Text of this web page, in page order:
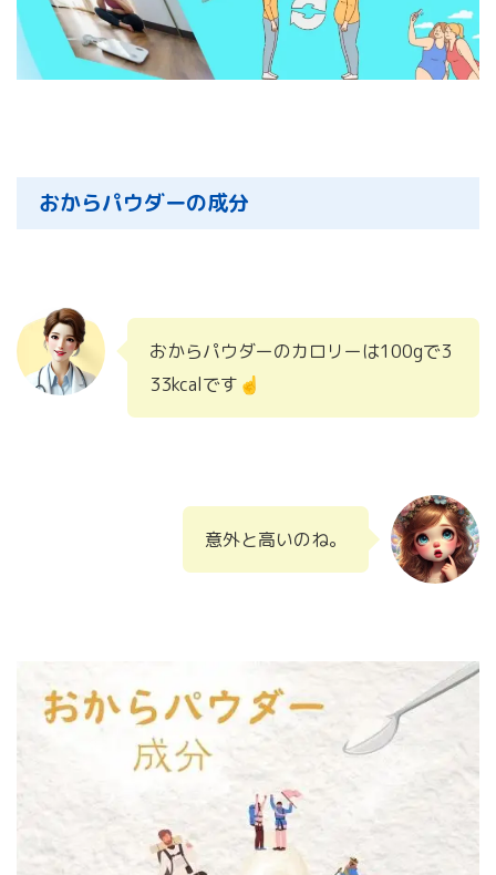
おからパウダーの成分
おからパウダーのカロリーは100gで3
33kcalです ☝️
意外と高いのね。